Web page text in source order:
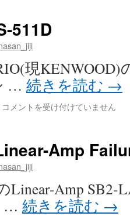
511D
現KENWOOD)
… 続きを読む →
憧
TS-
511D
コメントを受け付けていません
Amp
Linear-Amp SB2-
… 続きを読む →